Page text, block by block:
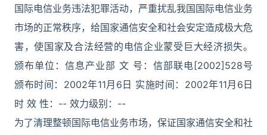
国际电信业务违法犯罪活动，严重扰乱我国国际电信业务
市场的正常秩序，给国家通信安全和社会安定造成极大危
害，使国家及合法经营的电信企业蒙受巨大经济损失。
颁布单位：信息产业部 文 号：信部联电[2002]528号
颁布时间：2002年11月6日 实施时间：2002年11月6日
时 效 性：-- 效力级别：--
为了清理整顿国际电信业务市场，保证国家通信安全和社